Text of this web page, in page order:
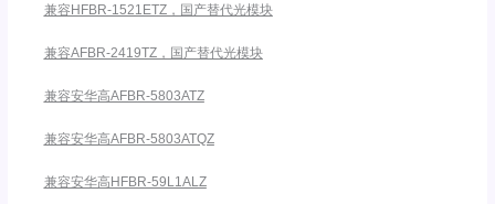
兼容HFBR-1521ETZ，国产替代光模块
兼容AFBR-2419TZ，国产替代光模块
兼容安华高AFBR-5803ATZ
兼容安华高AFBR-5803ATQZ
兼容安华高HFBR-59L1ALZ